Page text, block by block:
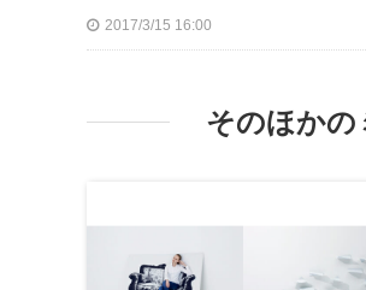
2017/3/15 16:00
そのほかの